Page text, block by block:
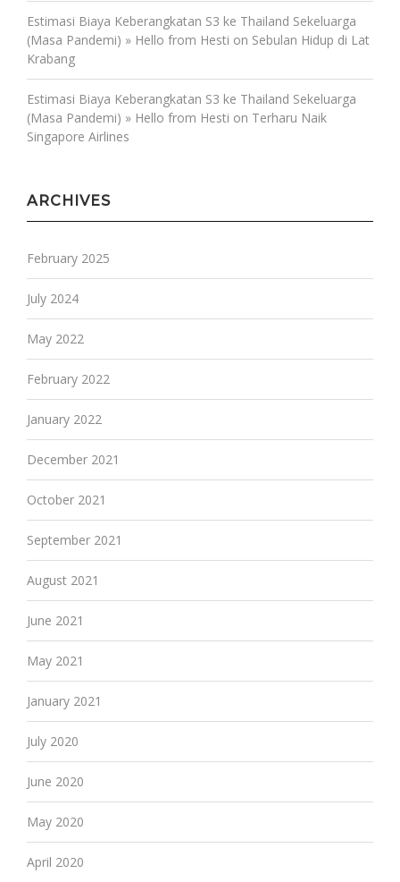
Estimasi Biaya Keberangkatan S3 ke Thailand Sekeluarga
(Masa Pandemi) » Hello from Hesti on Sebulan Hidup di Lat
Krabang
Estimasi Biaya Keberangkatan S3 ke Thailand Sekeluarga
(Masa Pandemi) » Hello from Hesti on Terharu Naik
Singapore Airlines
ARCHIVES
February 2025
July 2024
May 2022
February 2022
January 2022
December 2021
October 2021
September 2021
August 2021
June 2021
May 2021
January 2021
July 2020
June 2020
May 2020
April 2020